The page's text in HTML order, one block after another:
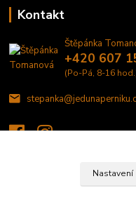
Kontakt
Štěpánka
+420 607
(Po-Pá, 8-16
Nastavení